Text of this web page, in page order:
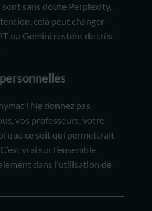
sont sans doute Perplexity,
cela peut changer
ou Gemini restent de très
! Ne donnez pas
vos professeurs, votre
que ce soit qui permettrait
vrai sur l’ensemble
dans l’utilisation de